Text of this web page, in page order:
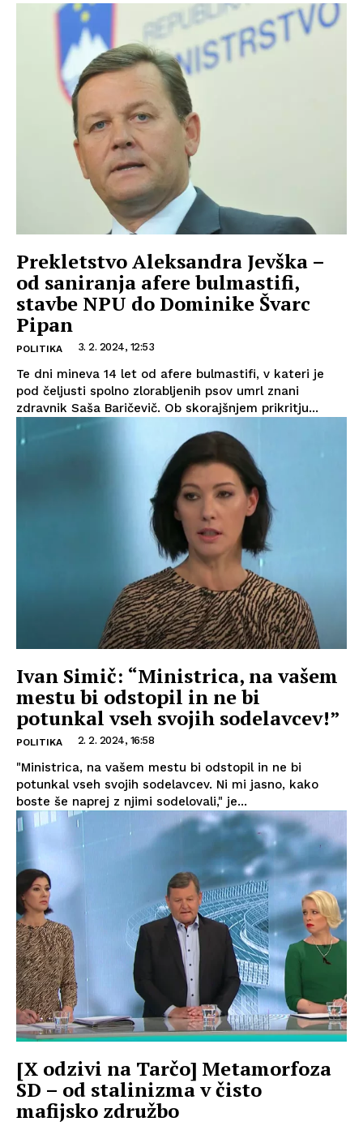
Prekletstvo Aleksandra Jevška –
od saniranja afere bulmastifi,
stavbe NPU do Dominike Švarc
Pipan
POLITIKA 3. 2. 2024, 12:53
Te dni mineva 14 let od afere bulmastifi, v kateri je
pod čeljusti spolno zlorabljenih psov umrl znani
zdravnik Saša Baričevič. Ob skorajšnjem prikritju...
Ivan Simič: “Ministrica, na vašem
mestu bi odstopil in ne bi
potunkal vseh svojih sodelavcev!”
POLITIKA 2. 2. 2024, 16:58
"Ministrica, na vašem mestu bi odstopil in ne bi
potunkal vseh svojih sodelavcev. Ni mi jasno, kako
boste še naprej z njimi sodelovali," je...
[X odzivi na Tarčo] Metamorfoza
SD – od stalinizma v čisto
mafijsko združbo